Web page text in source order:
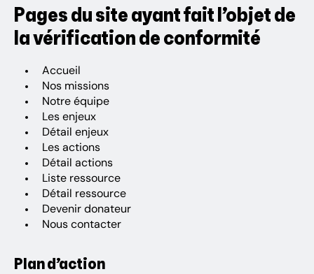
Pages du site ayant fait l’objet de
la véri­fi­ca­tion de confor­mité
Accueil
Nos missions
Notre équipe
Les enjeux
Détail enjeux
Les actions
Détail actions
Liste ressource
Détail ressource
Devenir donateur
Nous contacter
Plan d’ac­tion